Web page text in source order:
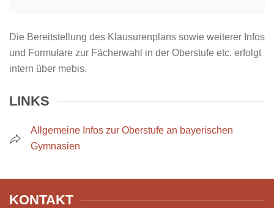
Die Bereitstellung des Klausurenplans sowie weiterer Infos
und Formulare zur Fächerwahl in der Oberstufe etc. erfolgt
intern über mebis.
LINKS
Allgemeine Infos zur Oberstufe an bayerischen
Gymnasien
KONTAKT